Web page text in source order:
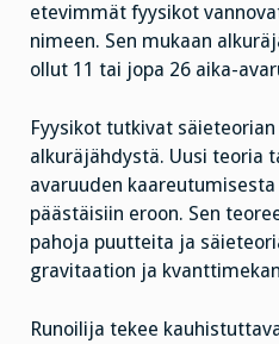
etevimmät fyysikot
nimeen. Sen mukaan
ollut 11 tai jopa 26 aika-
Fyysikot tutkivat
alkuräjähdystä. Uusi teoria
avaruuden
päästäisiin eroon. Sen
pahoja puutteita ja
gravitaation ja
Runoilija tekee